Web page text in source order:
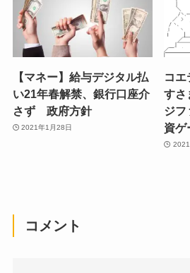
【マネー】給与デジタル払
い21年春解禁、銀行口座介
さず 政府方針
2021年1月28日
コ
すさ
ジフ
資ゲ
コメント